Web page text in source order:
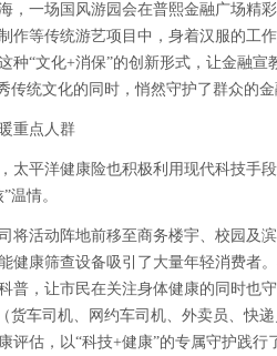
，一场国风游园会在普熙金融广场精
作等传统游艺项目中，身着汉服的工
种“文化+消保”的创新形式，让金融
传统文化的同时，悄然守护了群众的金
重点人群
太平洋健康险也积极利用现代科技手
温情。
将活动阵地前移至商务楼宇、校园及
健康筛查设备吸引了大量年轻消费者
普，让市民在关注身体健康的同时也
货车司机、网约车司机、外卖员、快
评估，以“科技+健康”的专属守护践行